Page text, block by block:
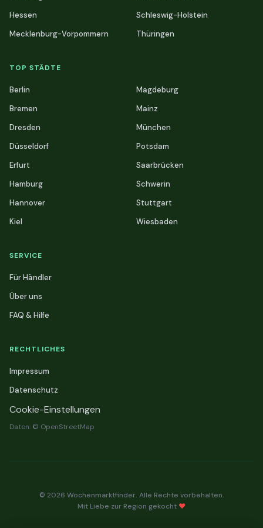
Hessen
Mecklenburg-Vorpommern
Schleswig-Holstein
Thüringen
TOP STÄDTE
Berlin
Bremen
Dresden
Düsseldorf
Erfurt
Hamburg
Hannover
Kiel
Magdeburg
Mainz
München
Potsdam
Saarbrücken
Schwerin
Stuttgart
Wiesbaden
SERVICE
Für Händler
Über uns
FAQ & Hilfe
RECHTLICHES
Impressum
Datenschutz
Cookie-Einstellungen
Daten: © OpenStreetMap
© 2026 Wochenmarktfinder. Alle Rechte vorbehalten.
Mit Liebe zur Region gekocht ❤